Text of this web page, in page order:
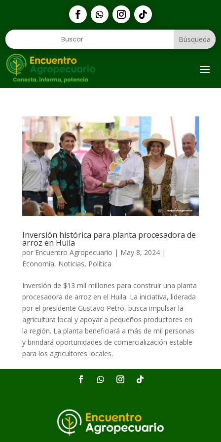
Inversión histórica para planta procesadora de
arroz en Huila
por Encuentro Agropecuario | May 8, 2024|
Economía, Noticias, Política
Inversión de $13 mil millones para construir una planta
procesadora de arroz en el Huila. La iniciativa, liderada
por el presidente Gustavo Petro, busca impulsar la
agricultura local y apoyar a pequeños productores en
la región. La planta beneficiará a más de mil personas
y brindará oportunidades de comercialización estable
para los agricultores locales.